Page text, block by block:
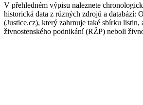
V přehledném výpisu naleznete
historická data z různých zdrojů a databází:
(Justice.cz), který zahrnuje také sbírku listin,
živnostenského podnikání (RŽP) neboli